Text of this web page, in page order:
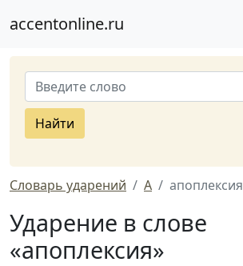
accentonline.ru
Найти
Словарь ударений А апоплексия
Ударение в слове
«апоплексия»